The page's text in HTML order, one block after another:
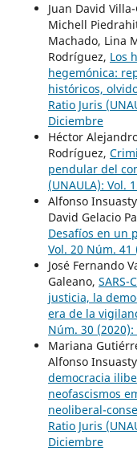
Juan David
Michell
Machado, Lina
Rodríguez, Los
hegemónica:
históricos,
Ratio Juris
Diciembre
Héctor
Rodríguez,
pendular del
(UNAULA): Vol.
Alfonso
David Gelacio
Desafíos en un
Vol. 20 Núm.
José Fernando
Galeano, SARS-
justicia, la
era de la
Núm. 30
Mariana
Alfonso
democracia
neofascismos
neoliberal-
Ratio Juris
Diciembre